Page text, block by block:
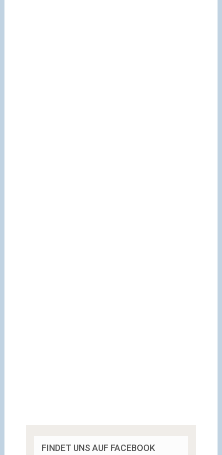
FINDET UNS AUF FACEBOOK